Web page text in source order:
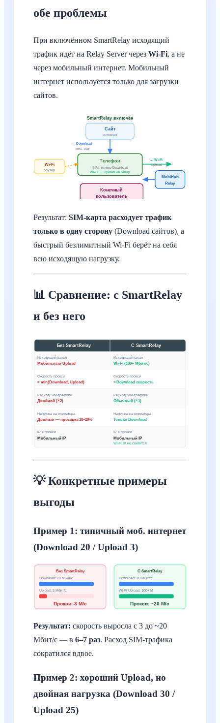
обе проблемы
При включённом SmartRelay исходящий
трафик идёт на Relay Server через Wi-Fi, а не
через мобильный интернет. Мобильный
интернет используется только для загрузки
сайтов.
SmartRelay включён
Сайт
интернет
↓ Download
моб. инт.
Телефон
SIM: только Download
Wi-Fi → Upload на Relay
Wi-Fi
роутер
→ Wi-Fi
Upload
MobiHub
Relay
Конечный
пользователь
Результат: SIM-карта расходует трафик
только в одну сторону (Download сайтов), а
быстрый безлимитный Wi-Fi берёт на себя
всю исходящую нагрузку.
📊 Сравнение: с SmartRelay
и без него
Без SmartRelay С SmartRelay
Исходящий канал
Мобильный Upload
Исходящий канал
Wi-Fi (100+ Мбит/с)
Скорость прокси
= min(Download, Upload)
Скорость прокси
≈ Download скорость
Расход SIM-трафика
Двойной (×2)
Расход SIM-трафика
Обычный (×1)
Нагрузка на оператора
Двойная — просадка 10–20%
Нагрузка на оператора
Только Download
IP в прокси
Мобильный IP
IP в прокси
Мобильный IP
Wi-Fi IP не светится
💡 Конкретные примеры
выгоды
Пример 1: типичный моб. интернет
(Download 20 / Upload 3)
Без SmartRelay
Download: 20 Мбит/с
Upload: 3 Мбит/с
Прокси: 3 М/с
С SmartRelay
Download: 20 Мбит/с
Wi-Fi Upload: 100+ М
Прокси: ~20 М/с
Результат: скорость выросла с 3 до ~20
Мбит/с — в 6–7 раз. Расход SIM-трафика
сократился вдвое.
Пример 2: хороший Upload, но
двойная нагрузка (Download 30 /
Upload 25)